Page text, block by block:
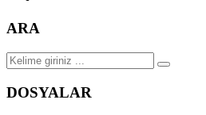
ARA
DOSYALAR